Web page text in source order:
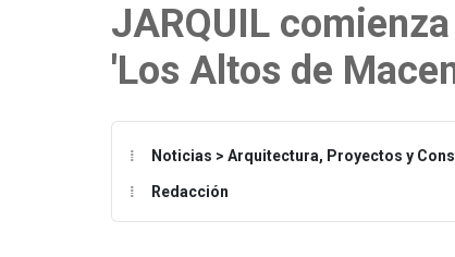
JARQUIL
'Los Altos de
Noticias > Arquitectura, Proyectos y
Redacción